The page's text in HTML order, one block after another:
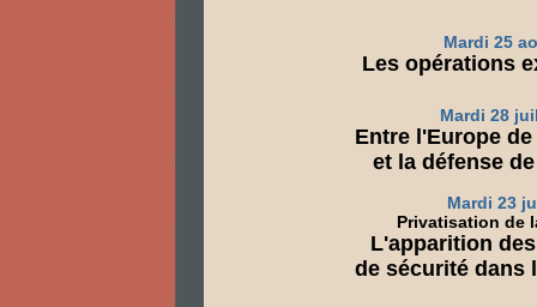
Mardi 25
Les opérations
Mardi 28
Entre l'Europe
et la défense
Mardi 23
Privatisation de
L'apparition
de sécurité dans